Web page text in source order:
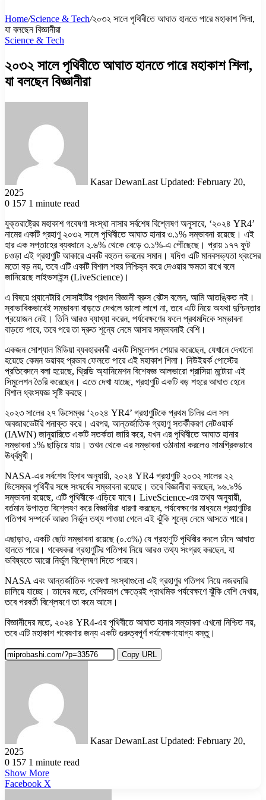
Home/Science & Tech/২০৩২ সালে পৃথিবীতে আঘাত হানতে পারে মহাকাশ শিলা,
যা বলছেন বিজ্ঞানীরা
Science & Tech
২০৩২ সালে পৃথিবীতে আঘাত হানতে পারে মহাকাশ শিলা,
যা বলছেন বিজ্ঞানীরা
Kasar DewanLast Updated: February 20,
2025
0 157 1 minute read
যুক্তরাষ্ট্রের মহাকাশ গবেষণা সংস্থা নাসার সর্বশেষ বিশ্লেষণ অনুসারে, ‘২০২৪ YR4’
নামের একটি গ্রহাণু ২০৩২ সালে পৃথিবীতে আঘাত হানার ৩.১% সম্ভাবনা রয়েছে। এই
হার এক সপ্তাহের ব্যবধানে ২.৬% থেকে বেড়ে ৩.১%-এ পৌঁছেছে। প্রায় ১৭৭ ফুট
চওড়া এই গ্রহাণুটি আকারে একটি বহুতল ভবনের সমান। যদিও এটি মানবসভ্যতা ধ্বংসের
মতো বড় নয়, তবে এটি একটি বিশাল শহর নিশ্চিহ্ন করে দেওয়ার ক্ষমতা রাখে বলে
জানিয়েছে লাইভসাইন্স (LiveScience)।
এ বিষয়ে প্ল্যানেটারি সোসাইটির প্রধান বিজ্ঞানী ব্রুস বেটস বলেন, আমি আতঙ্কিত নই।
স্বাভাবিকভাবেই সম্ভাবনা বাড়তে দেখলে ভালো লাগে না, তবে এটি নিয়ে অযথা দুশ্চিন্তার
প্রয়োজন নেই। তিনি আরও ব্যাখ্যা করেন, পর্যবেক্ষণের ফলে প্রথমদিকে সম্ভাবনা
বাড়তে পারে, তবে পরে তা দ্রুত শূন্যে নেমে আসার সম্ভাবনাই বেশি।
একজন সোশ্যাল মিডিয়া ব্যবহারকারী একটি সিমুলেশন শেয়ার করেছেন, যেখানে দেখানো
হয়েছে কেমন ভয়াবহ প্রভাব ফেলতে পারে এই মহাকাশ শিলা। নিউইয়র্ক পোস্টের
প্রতিবেদনে বলা হয়েছে, থ্রিডি অ্যানিমেশন বিশেষজ্ঞ আলভারো গ্রাসিয়া মন্টোয়া এই
সিমুলেশন তৈরি করেছেন। এতে দেখা যাচ্ছে, গ্রহাণুটি একটি বড় শহরে আঘাত হেনে
বিশাল ধ্বংসযজ্ঞ সৃষ্টি করছে।
২০২৩ সালের ২৭ ডিসেম্বর ‘২০২৪ YR4’ গ্রহাণুটিকে প্রথম চিলির এল সস
অবজারভেটরি শনাক্ত করে। এরপর, আন্তর্জাতিক গ্রহাণু সতর্কীকরণ নেটওয়ার্ক
(IAWN) জানুয়ারিতে একটি সতর্কতা জারি করে, যখন এর পৃথিবীতে আঘাত হানার
সম্ভাবনা ১% ছাড়িয়ে যায়। তখন থেকে এর সম্ভাবনা ওঠানামা করলেও সামগ্রিকভাবে
ঊর্ধ্বমুখী।
NASA-এর সর্বশেষ হিসাব অনুযায়ী, ২০২৪ YR4 গ্রহাণুটি ২০৩২ সালের ২২
ডিসেম্বর পৃথিবীর সঙ্গে সংঘর্ষের সম্ভাবনা রয়েছে। তবে বিজ্ঞানীরা বলছেন, ৯৬.৯%
সম্ভাবনা রয়েছে, এটি পৃথিবীকে এড়িয়ে যাবে। LiveScience-এর তথ্য অনুযায়ী,
বর্তমান উপাত্ত বিশ্লেষণ করে বিজ্ঞানীরা ধারণা করছেন, পর্যবেক্ষণের মাধ্যমে গ্রহাণুটির
গতিপথ সম্পর্কে আরও নির্ভুল তথ্য পাওয়া গেলে এই ঝুঁকি শূন্যে নেমে আসতে পারে।
এছাড়াও, একটি ছোট সম্ভাবনা রয়েছে (০.৩%) যে গ্রহাণুটি পৃথিবীর বদলে চাঁদে আঘাত
হানতে পারে। গবেষকরা গ্রহাণুটির গতিপথ নিয়ে আরও তথ্য সংগ্রহ করছেন, যা
ভবিষ্যতে আরো নির্ভুল বিশ্লেষণ দিতে পারবে।
NASA এবং আন্তর্জাতিক গবেষণা সংস্থাগুলো এই গ্রহাণুর গতিপথ নিয়ে নজরদারি
চালিয়ে যাচ্ছে। তাদের মতে, বেশিরভাগ ক্ষেত্রেই প্রাথমিক পর্যবেক্ষণে ঝুঁকি বেশি দেখায়,
তবে পরবর্তী বিশ্লেষণে তা কমে আসে।
বিজ্ঞানীদের মতে, ২০২৪ YR4-এর পৃথিবীতে আঘাত হানার সম্ভাবনা এখনো নিশ্চিত নয়,
তবে এটি মহাকাশ গবেষণার জন্য একটি গুরুত্বপূর্ণ পর্যবেক্ষণযোগ্য বস্তু।
Copy URL
Kasar DewanLast Updated: February 20,
2025
0 157 1 minute read
Show More
Facebook X